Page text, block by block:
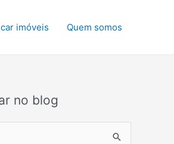
imóveis Quem somos
no blog